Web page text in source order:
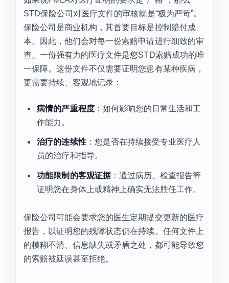
STD保险公司对医疗文件的审核就是“极为严苛”。
保险公司是商业机构，其首要目标是控制赔付成
本。因此，他们会对每一份索赔申请进行细致的审
查。一份强有力的医疗文件是您STD索赔成功的唯
一保障。这份文件不仅需要证明您患有某种疾病，
更需要持续、客观地记录：
病情的严重程度：如何影响您的日常生活和工
作能力。
治疗的连续性：您是否在持续接受专业医疗人
员的治疗和指导。
功能限制的客观证据：通过病历、检查报告等
证明您在身体上或精神上确实无法胜任工作。
保险公司可能会要求您的医生定期提交更新的医疗
报告，以证明您的残障状态仍在持续。任何文件上
的模糊不清、信息缺失或矛盾之处，都可能导致您
的索赔被延误甚至拒绝。